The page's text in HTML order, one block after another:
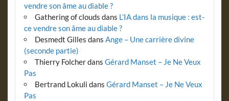
vendre son âme au diable ?
Gathering of clouds dans L’IA dans la musique : est-
ce vendre son âme au diable ?
Desmedt Gilles dans Ange – Une carrière divine
(seconde partie)
Thierry Folcherdans Gérard Manset – Je Ne Veux
Pas
Bertrand Lokuli dans Gérard Manset – Je Ne Veux
Pas